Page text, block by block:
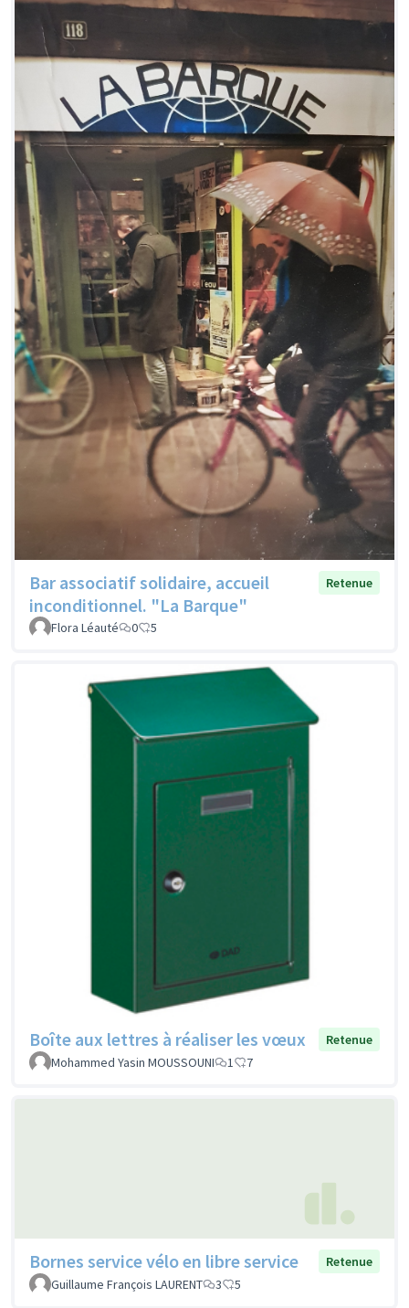
Bar associatif solidaire, accueil
inconditionnel. "La Barque"
Retenue
Flora Léauté 0 5
Boîte aux lettres à réaliser les vœux
Retenue
Mohammed Yasin MOUSSOUNI
1 7
Bornes service vélo en libre service
Retenue
Guillaume François LAURENT
3 5